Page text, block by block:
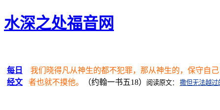
水深之处福音网
每日
经文
我们晓得凡从神生的都不犯罪，那从神生的，保守自
者也就不摸他。
（约翰一书五18） 阅读原文： 撒但无法越